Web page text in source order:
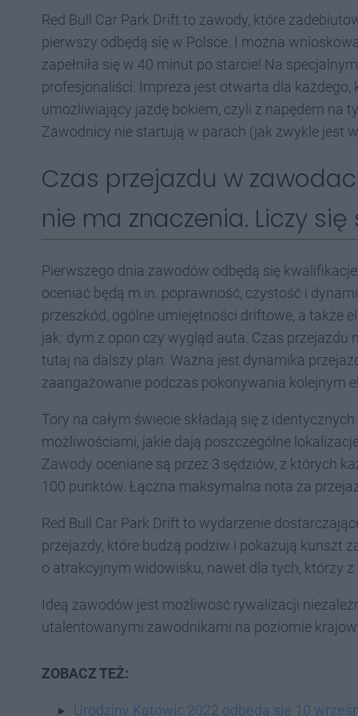
Red Bull Car Park Drift to zawody, które
pierwszy odbędą się w Polsce. I można
zapełniła się w 40 minut po starcie! Na
profesjonaliści. Impreza jest otwarta dla
umożliwiający jazdę bokiem, czyli z napędem na
Zawodnicy nie startują w parach (jak zwykle jest
Czas przejazdu w
nie ma znaczenia. Liczy się
Pierwszego dnia zawodów odbędą się
oceniać będą m.in. poprawność, czystość i
przeszkód, ogólne umiejętności driftowe, a także
jak: dym z opon czy wygląd auta. Czas
tutaj na dalszy plan. Ważna jest dynamika
zaangażowanie podczas pokonywania kolejnym
Tory na całym świecie składają się z
możliwościami, jakie dają poszczególne
Zawody oceniane są przez 3 sędziów, z których
100 punktów. Łączna maksymalna nota za
Red Bull Car Park Drift to wydarzenie
przejazdy, które budzą podziw i pokazują kunszt
o atrakcyjnym widowisku, nawet dla tych, którzy
Ideą zawodów jest możliwość rywalizacji
utalentowanymi zawodnikami na poziomie
ZOBACZ TEŻ:
Urodziny Katowic 2022 odbędą się 10